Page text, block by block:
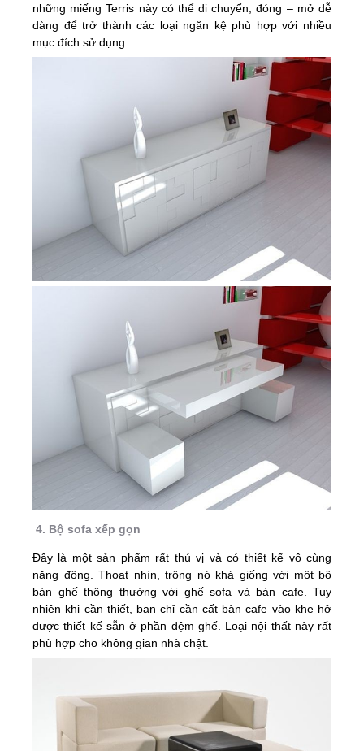
những miếng Terris này có thể di chuyển, đóng – mở dễ
dàng để trở thành các loại ngăn kệ phù hợp với nhiều
mục đích sử dụng.
4. Bộ sofa xếp gọn
Đây là một sản phẩm rất thú vị và có thiết kế vô cùng
năng động. Thoạt nhìn, trông nó khá giống với một bộ
bàn ghế thông thường với ghế sofa và bàn cafe. Tuy
nhiên khi cần thiết, bạn chỉ cần cất bàn cafe vào khe hở
được thiết kế sẵn ở phần đệm ghế. Loại nội thất này rất
phù hợp cho không gian nhà chật.